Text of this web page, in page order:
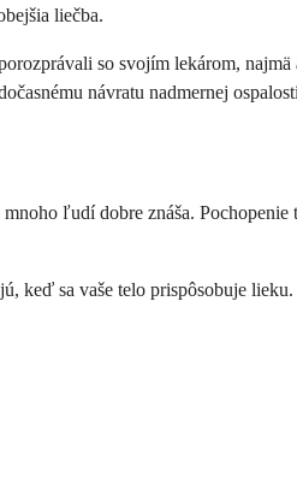
liečba.
so svojím lekárom,
návratu nadmernej
ľudí dobre znáša.
keď sa vaše telo prispôsobuje